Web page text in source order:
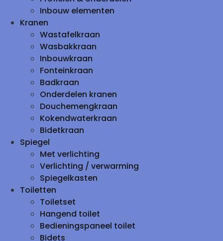
Inbouw elementen
Kranen
Wastafelkraan
Wasbakkraan
Inbouwkraan
Fonteinkraan
Badkraan
Onderdelen kranen
Douchemengkraan
Kokendwaterkraan
Bidetkraan
Spiegel
Met verlichting
Verlichting / verwarming
Spiegelkasten
Toiletten
Toiletset
Hangend toilet
Bedieningspaneel toilet
Bidets